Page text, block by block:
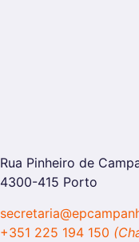
Rua Pinheiro de
4300-415 Porto
+351 225 194 150